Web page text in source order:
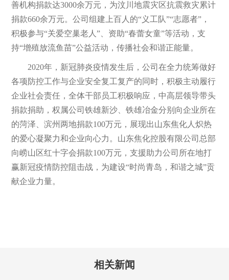
善机构捐款达3000余万元，为汶川地震灾区抗震救灾累计
捐款660余万元。公司组建上百人的“义工队”“志愿者”，
积极参与“关爱空巢老人”、资助“春蕾女童”等活动，支
持“增殖放流鱼苗”公益活动，传播社会和谐正能量。
2020年，新冠肺炎疫情发生后，公司在全力统筹做好
各项防控工作与企业安全复工复产的同时，积极主动履行
企业社会责任，全体干部员工积极响应，中高层领导带头
捐款捐助，权属公司铁雄新沙、铁雄冶金分别向企业所在
的菏泽、滨州两地捐款100万元，展现出山东焦化人炽热
的爱心凝聚力和企业向心力。山东焦化控股有限公司总部
向崂山区红十字会捐款100万元，支援助力公司所在地打
赢新冠疫情防控阻击战，为建设“时尚青岛，和谐之城”贡
献企业力量。
相关新闻